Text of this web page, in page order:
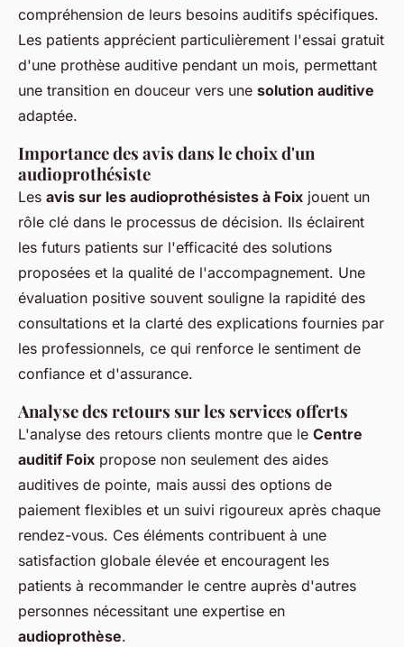
compréhension de leurs besoins auditifs spécifiques.
Les patients apprécient particulièrement l'essai gratuit
d'une prothèse auditive pendant un mois, permettant
une transition en douceur vers une solution auditive
adaptée.
Importance des avis dans le choix d'un
audioprothésiste
Les avis sur les audioprothésistes à Foix jouent un
rôle clé dans le processus de décision. Ils éclairent
les futurs patients sur l'efficacité des solutions
proposées et la qualité de l'accompagnement. Une
évaluation positive souvent souligne la rapidité des
consultations et la clarté des explications fournies par
les professionnels, ce qui renforce le sentiment de
confiance et d'assurance.
Analyse des retours sur les services offerts
L'analyse des retours clients montre que le Centre
auditif Foix propose non seulement des aides
auditives de pointe, mais aussi des options de
paiement flexibles et un suivi rigoureux après chaque
rendez-vous. Ces éléments contribuent à une
satisfaction globale élevée et encouragent les
patients à recommander le centre auprès d'autres
personnes nécessitant une expertise en
audioprothèse.